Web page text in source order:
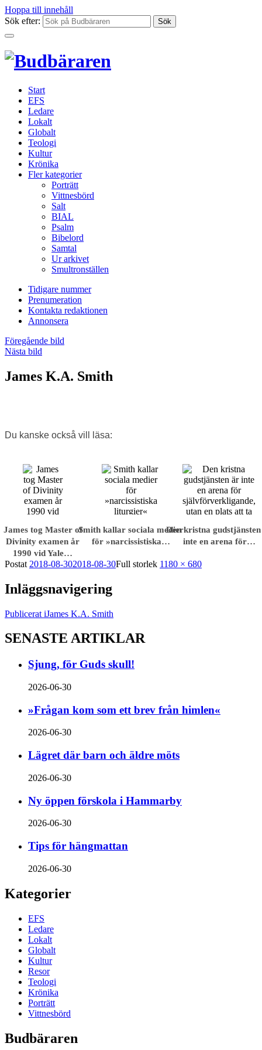
Hoppa till innehåll
Sök efter:
Start
EFS
Ledare
Lokalt
Globalt
Teologi
Kultur
Krönika
Fler kategorier
Porträtt
Vittnesbörd
Salt
BIAL
Psalm
Bibelord
Samtal
Ur arkivet
Smultronställen
Tidigare nummer
Prenumeration
Kontakta redaktionen
Annonsera
Föregående bild
Nästa bild
James K.A. Smith
Du kanske också vill läsa:
James tog Master of
Divinity examen år
1990 vid Yale…
Smith kallar sociala medier
för »narcissistiska…
Den kristna
inte en arena för…
Postat 2018-08-302018-08-30Full storlek 1180 × 680
Inläggsnavigering
Publicerat iJames K.A. Smith
SENASTE ARTIKLAR
Sjung, för Guds skull!
2026-06-30
»Frågan kom som ett brev från himlen«
2026-06-30
Lägret där barn och äldre möts
2026-06-30
Ny öppen förskola i Hammarby
2026-06-30
Tips för hängmattan
2026-06-30
Kategorier
EFS
Ledare
Lokalt
Globalt
Kultur
Resor
Teologi
Krönika
Porträtt
Vittnesbörd
Budbäraren